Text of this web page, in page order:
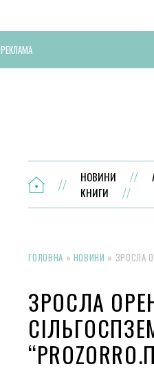
РЕКЛАМА
НОВИНИ
КНИГИ
ГОЛОВНА » НОВИНИ » ЗРОСЛА
ЗРОСЛА